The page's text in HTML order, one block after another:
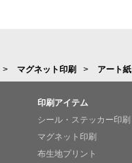
マグネット印刷 アート紙
印刷アイテム
シール・ステッカー印刷
マグネット印刷
布生地プリント